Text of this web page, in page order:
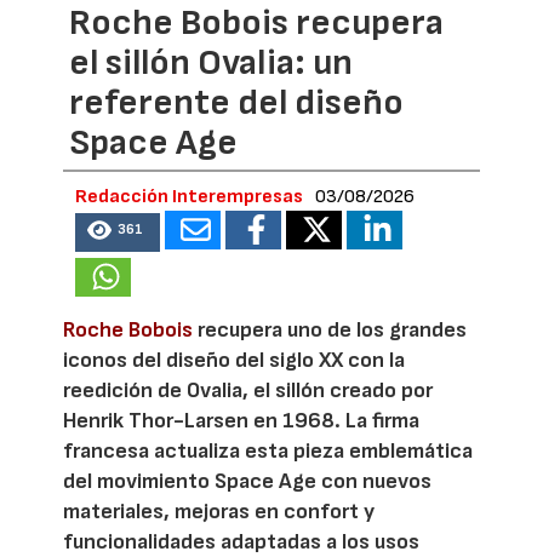
Roche Bobois recupera
el sillón Ovalia: un
referente del diseño
Space Age
Redacción Interempresas 03/08/2026
361
Roche Bobois recupera uno de los grandes
iconos del diseño del siglo XX con la
reedición de Ovalia, el sillón creado por
Henrik Thor-Larsen en 1968. La firma
francesa actualiza esta pieza emblemática
del movimiento Space Age con nuevos
materiales, mejoras en confort y
funcionalidades adaptadas a los usos